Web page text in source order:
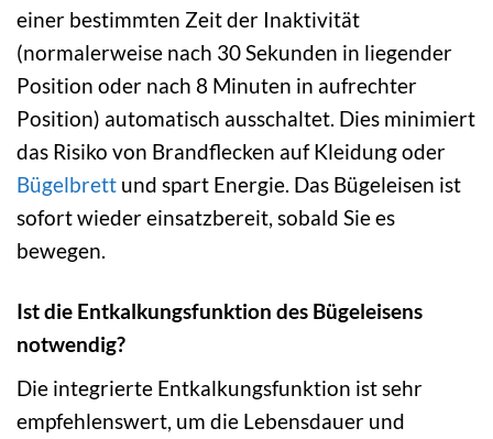
einer bestimmten Zeit der Inaktivität
(normalerweise nach 30 Sekunden in liegender
Position oder nach 8 Minuten in aufrechter
Position) automatisch ausschaltet. Dies minimiert
das Risiko von Brandflecken auf Kleidung oder
Bügelbrett und spart Energie. Das Bügeleisen ist
sofort wieder einsatzbereit, sobald Sie es
bewegen.
Ist die Entkalkungsfunktion des Bügeleisens
notwendig?
Die integrierte Entkalkungsfunktion ist sehr
empfehlenswert, um die Lebensdauer und